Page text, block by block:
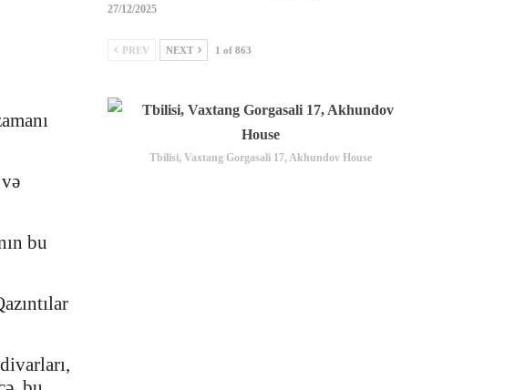
bu
27/12/2025
PREV NEXT 1 of 863
Tbilisi, Vaxtang Gorgasali 17, Akhundov House